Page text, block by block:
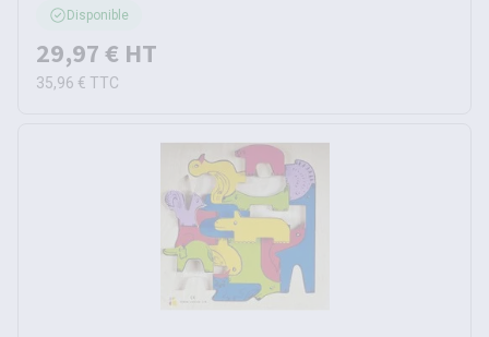
Disponible
29,97 € HT
35,96 € TTC